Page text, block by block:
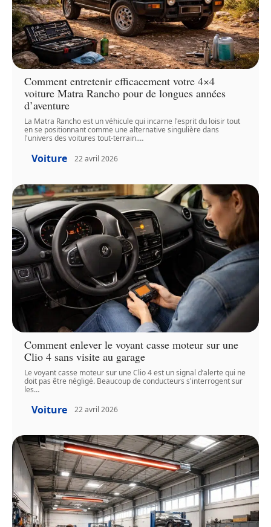
Comment entretenir efficacement votre 4×4
voiture Matra Rancho pour de longues années
d’aventure
La Matra Rancho est un véhicule qui incarne l'esprit du loisir tout
en se positionnant comme une alternative singulière dans
l'univers des voitures tout-terrain.…
Voiture 22 avril 2026
Comment enlever le voyant casse moteur sur une
Clio 4 sans visite au garage
Le voyant casse moteur sur une Clio 4 est un signal d’alerte qui ne
doit pas être négligé. Beaucoup de conducteurs s'interrogent sur
les…
Voiture 22 avril 2026